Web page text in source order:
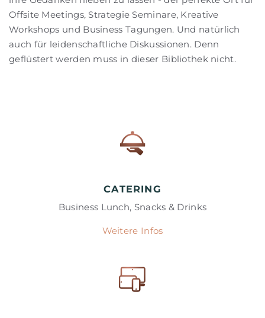
Offsite Meetings, Strategie Seminare, Kreative
Workshops und Business Tagungen. Und natürlich
auch für leidenschaftliche Diskussionen. Denn
geflüstert werden muss in dieser Bibliothek nicht.
CATERING
Business Lunch, Snacks & Drinks
Weitere Infos